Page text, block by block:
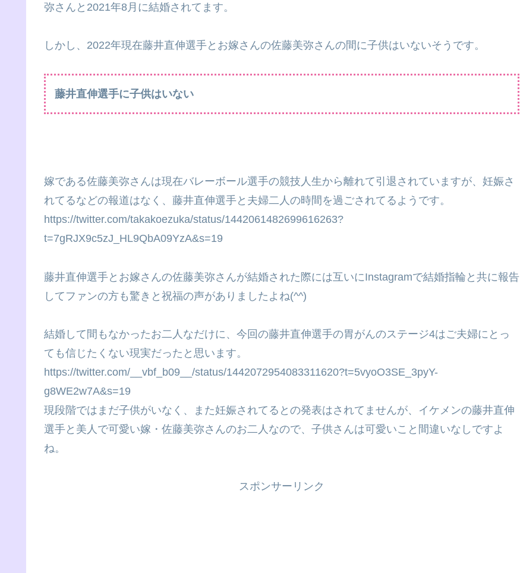
弥さんと2021年8月に結婚されてます。
しかし、2022年現在藤井直伸選手とお嫁さんの佐藤美弥さんの間に子供はいないそうです。
藤井直伸選手に子供はいない
嫁である佐藤美弥さんは現在バレーボール選手の競技人生から離れて引退されていますが、妊娠さ
れてるなどの報道はなく、藤井直伸選手と夫婦二人の時間を過ごされてるようです。
https://twitter.com/takakoezuka/status/1442061482699616263?
t=7gRJX9c5zJ_HL9QbA09YzA&s=19
藤井直伸選手とお嫁さんの佐藤美弥さんが結婚された際には互いにInstagramで結婚指輪と共に報告
してファンの方も驚きと祝福の声がありましたよね(^^)
結婚して間もなかったお二人なだけに、今回の藤井直伸選手の胃がんのステージ4はご夫婦にとっ
ても信じたくない現実だったと思います。
https://twitter.com/__vbf_b09__/status/1442072954083311620?t=5vyoO3SE_3pyY-
g8WE2w7A&s=19
現段階ではまだ子供がいなく、また妊娠されてるとの発表はされてませんが、イケメンの藤井直伸
選手と美人で可愛い嫁・佐藤美弥さんのお二人なので、子供さんは可愛いこと間違いなしですよ
ね。
スポンサーリンク